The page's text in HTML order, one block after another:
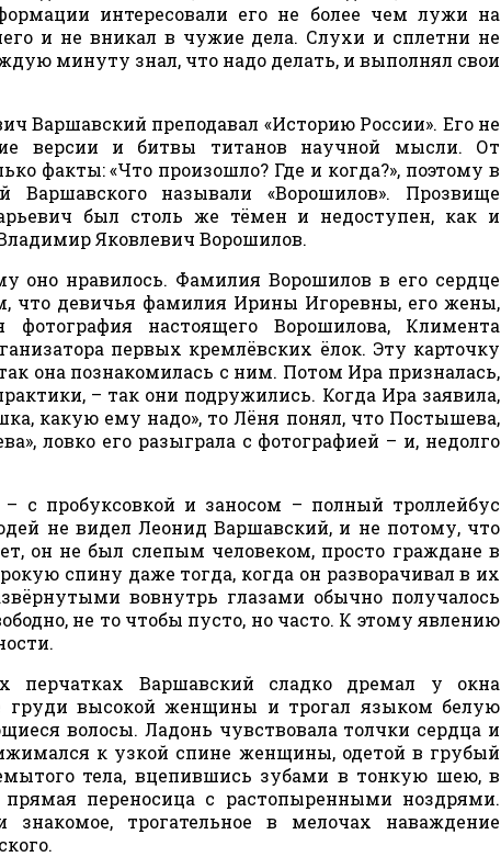
интересовали его не более чем лужи на
и не вникал в чужие дела. Слухи и сплетни не
минуту знал, что надо делать, и выполнял свои
Варшавский преподавал «Историю России». Его не
версии и битвы титанов научной мысли. От
факты: «Что произошло? Где и когда?», поэтому в
называли «Ворошилов». Прозвище
был столь же тёмен и недоступен, как и
Яковлевич Ворошилов.
оно нравилось. Фамилия Ворошилов в его сердце
что девичья фамилия Ирины Игоревны, его жены,
настоящего Ворошилова, Климента
первых кремлёвских ёлок. Эту карточку
она познакомилась с ним. Потом Ира призналась,
– так они подружились. Когда Ира заявила,
какую ему надо», то Лёня понял, что Постышева,
ловко его разыграла с фотографией – и, недолго
пробуксовкой и заносом – полный троллейбус
не видел Леонид Варшавский, и не потому, что
он не был слепым человеком, просто граждане в
спину даже тогда, когда он разворачивал в их
вовнутрь глазами обычно получалось
не то чтобы пусто, но часто. К этому явлению
Варшавский сладко дремал у окна
груди высокой женщины и трогал языком белую
волосы. Ладонь чувствовала толчки сердца и
к узкой спине женщины, одетой в грубый
тела, вцепившись зубами в тонкую шею, в
переносица с растопыренными ноздрями.
трогательное в мелочах наваждение